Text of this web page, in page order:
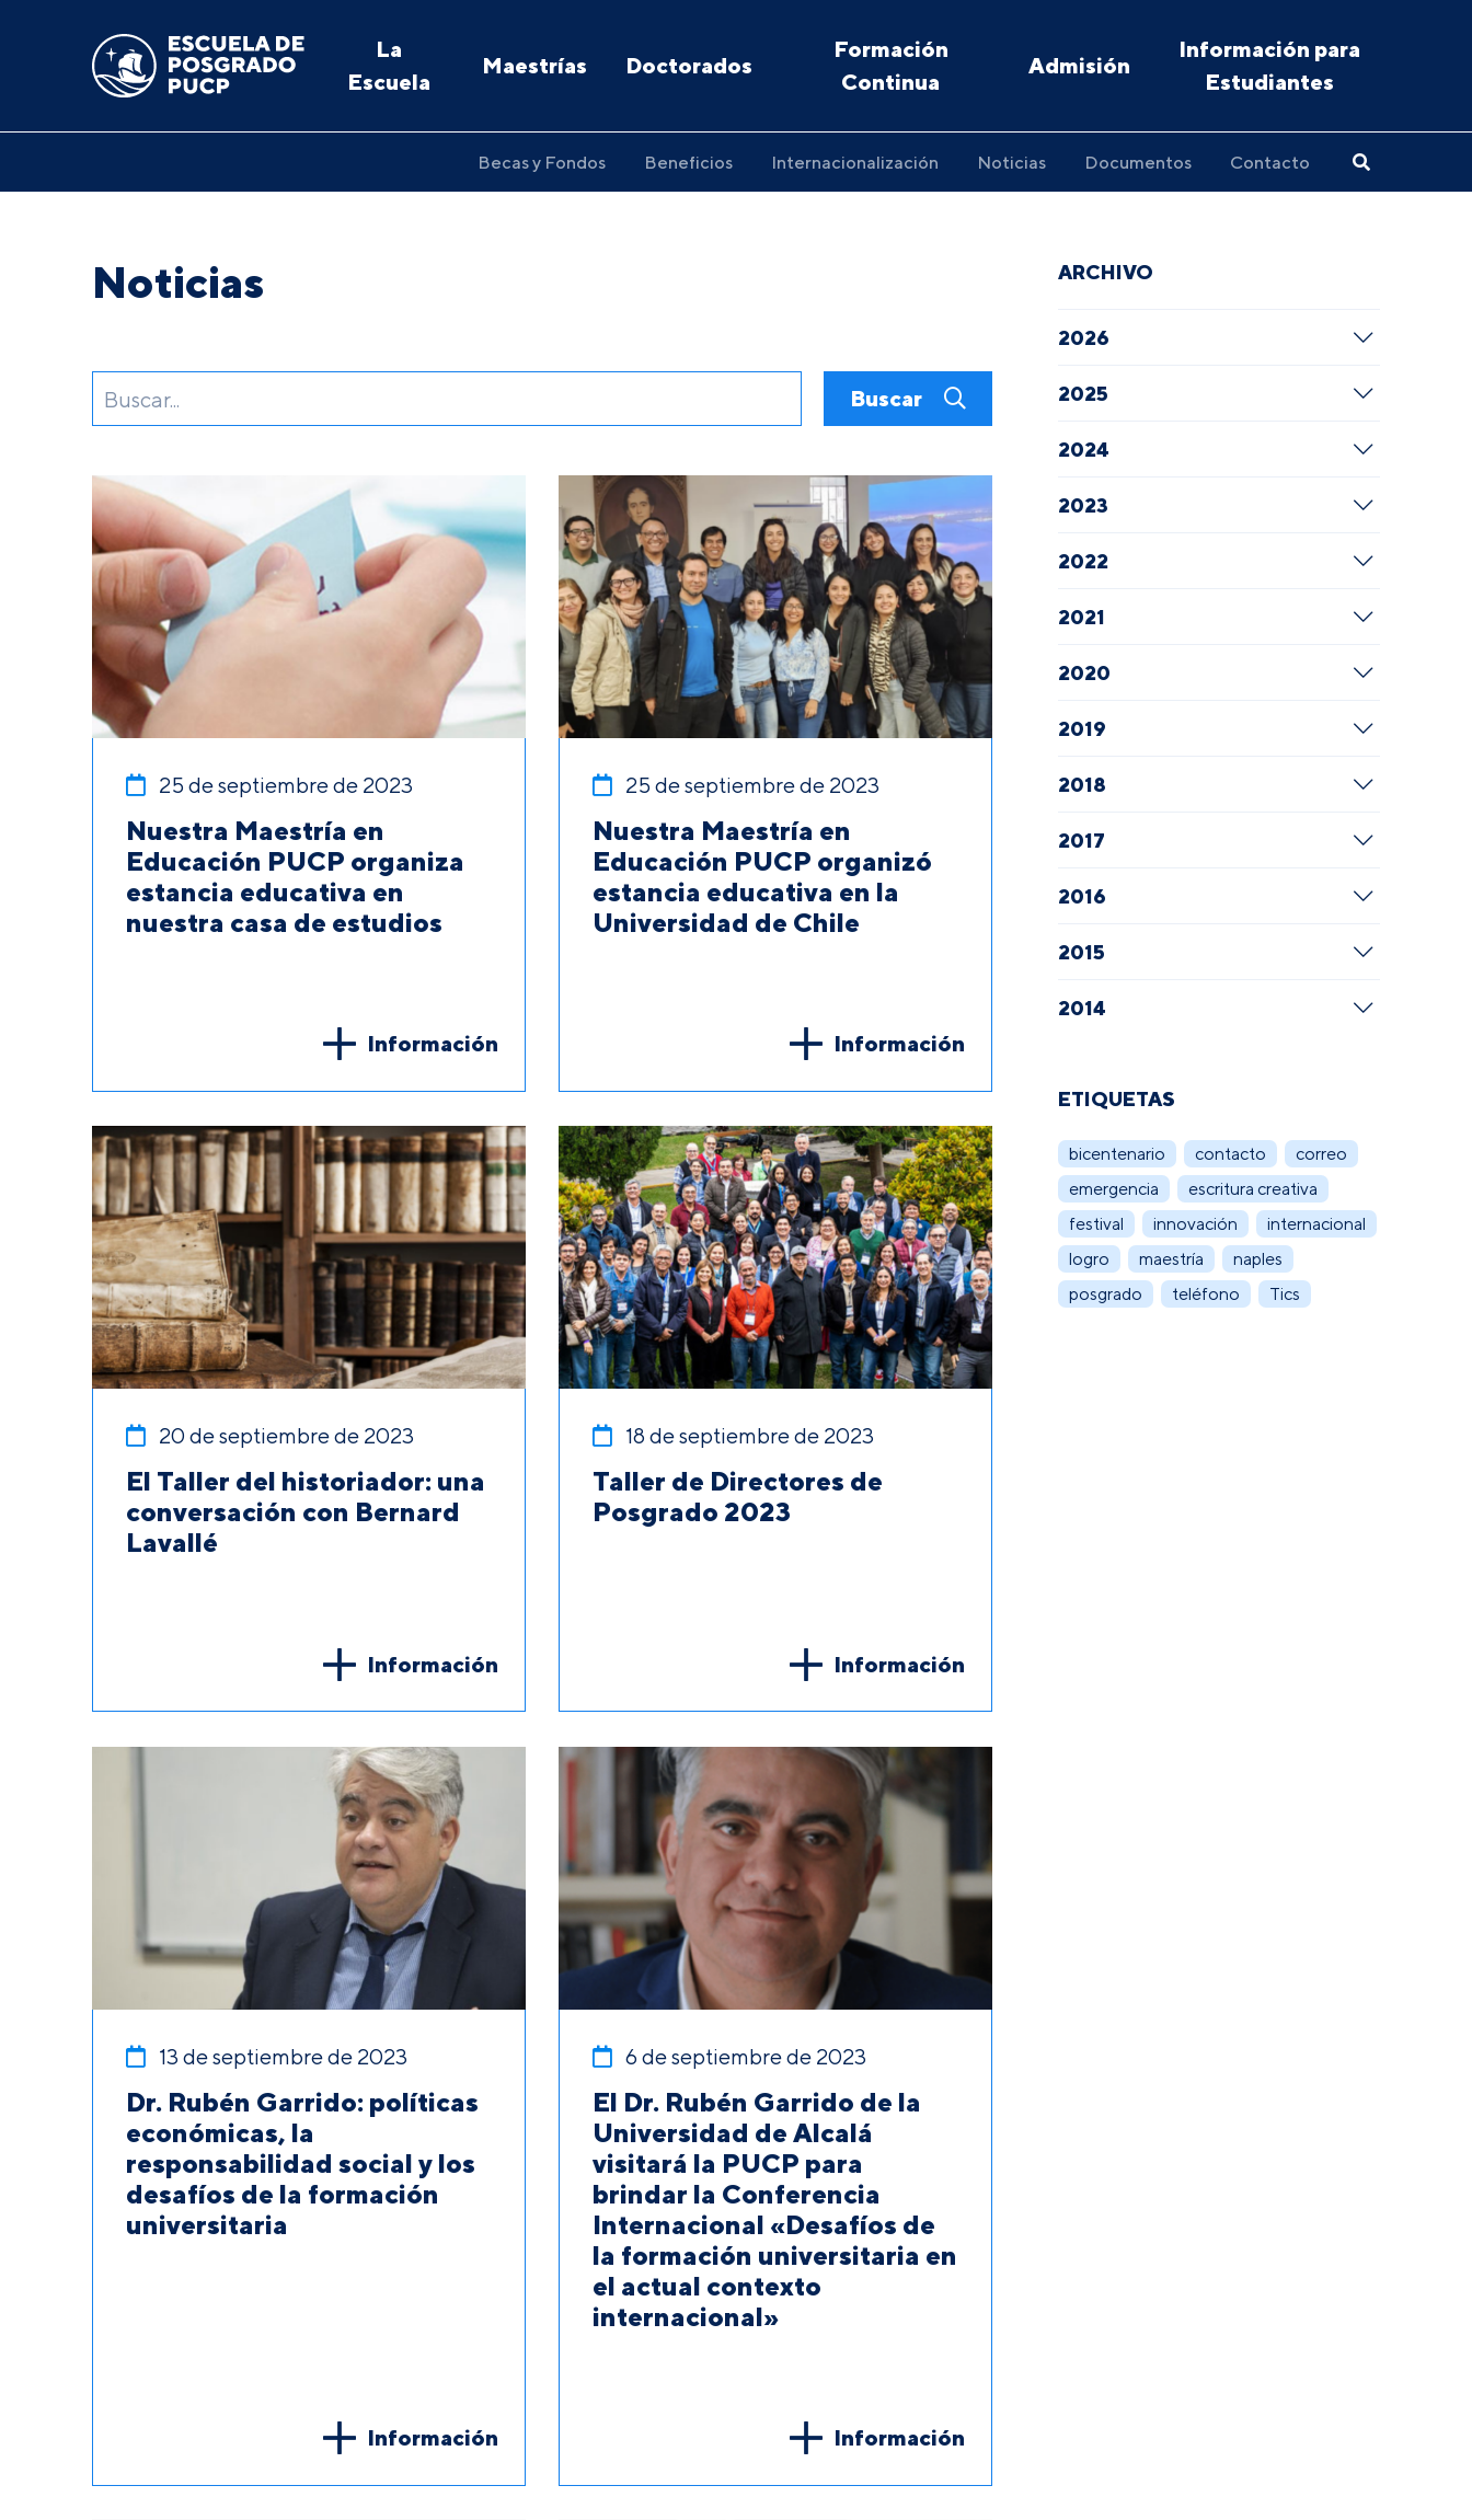
La
Escuela
Maestrías Doctorados
Formación
Continua
Admisión
Información para
Estudiantes
Becas y Fondos Beneficios Internacionalización Noticias Documentos Contacto
Noticias
Buscar
25 de septiembre de 2023
Nuestra Maestría en
Educación PUCP organiza
estancia educativa en
nuestra casa de estudios
Información
25 de septiembre de 2023
Nuestra Maestría en
Educación PUCP organizó
estancia educativa en la
Universidad de Chile
Información
20 de septiembre de 2023
El Taller del historiador: una
conversación con Bernard
Lavallé
Información
18 de septiembre de 2023
Taller de Directores de
Posgrado 2023
Información
13 de septiembre de 2023
Dr. Rubén Garrido: políticas
económicas, la
responsabilidad social y los
desafíos de la formación
universitaria
Información
6 de septiembre de 2023
El Dr. Rubén Garrido de la
Universidad de Alcalá
visitará la PUCP para
brindar la Conferencia
Internacional «Desafíos de
la formación universitaria en
el actual contexto
internacional»
Información
ARCHIVO
2026
2025
2024
2023
2022
2021
2020
2019
2018
2017
2016
2015
2014
ETIQUETAS
bicentenario contacto
correo
emergencia
escritura creativa
festival
innovación
internacional
logro
maestría
naples
posgrado
teléfono Tics